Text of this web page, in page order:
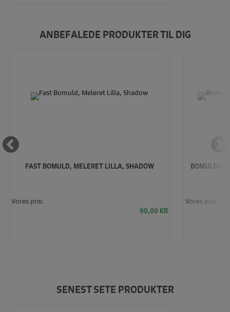
ANBEFALEDE PRODUKTER TIL DIG
FAST BOMULD, MELERET LILLA, SHADOW
Vores pris:
90,00 KR
Vores pris:
SENEST SETE PRODUKTER